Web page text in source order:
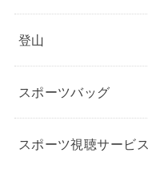
登山
スポーツバッグ
スポーツ視聴サービス